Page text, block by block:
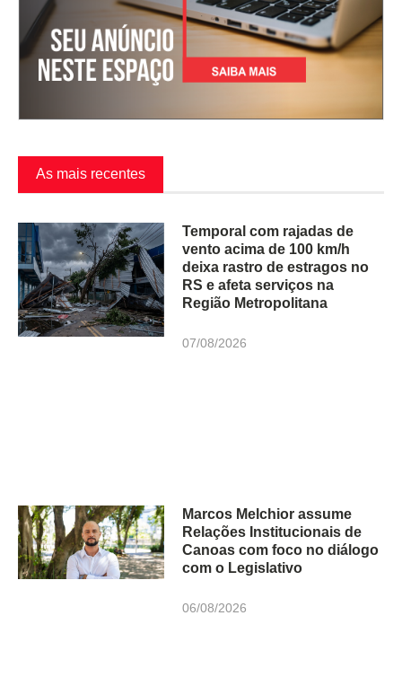
As mais recentes
Temporal com rajadas de
vento acima de 100 km/h
deixa rastro de estragos no
RS e afeta serviços na
Região Metropolitana
07/08/2026
Marcos Melchior assume
Relações Institucionais de
Canoas com foco no diálogo
com o Legislativo
06/08/2026